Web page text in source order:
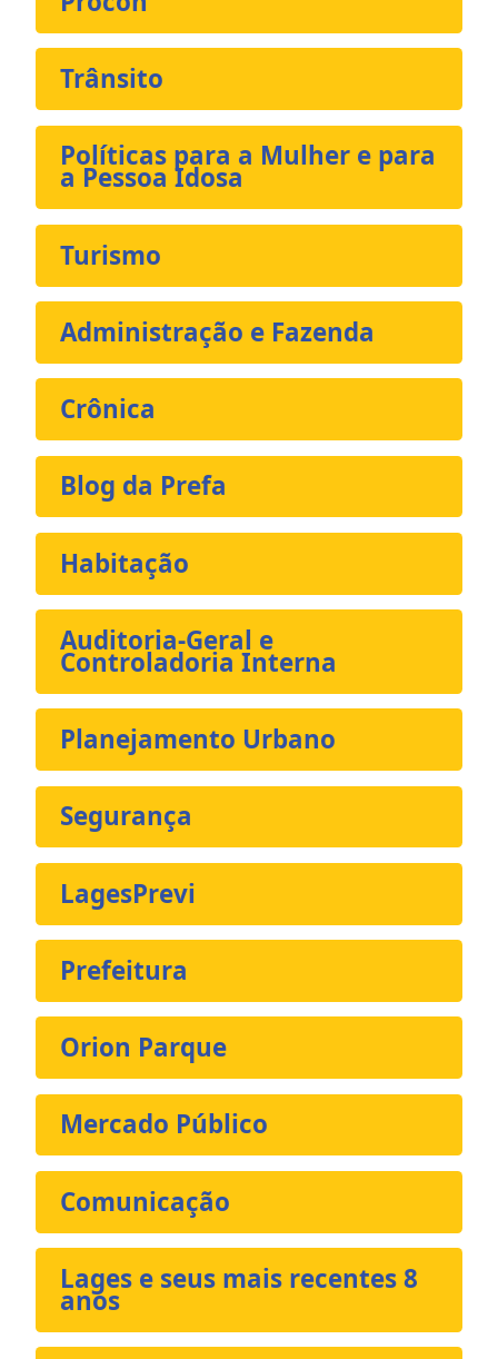
Trânsito
Políticas para a Mulher e para
a Pessoa Idosa
Turismo
Administração e Fazenda
Crônica
Blog da Prefa
Habitação
Auditoria-Geral e
Controladoria Interna
Planejamento Urbano
Segurança
LagesPrevi
Prefeitura
Orion Parque
Mercado Público
Comunicação
Lages e seus mais recentes 8
anos